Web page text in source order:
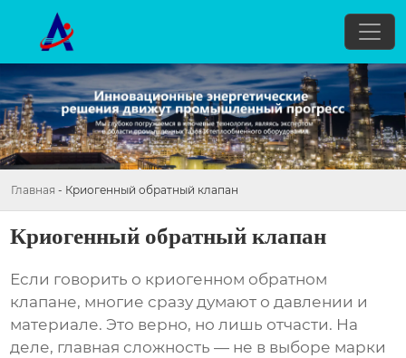
Главная - Криогенный обратный клапан
Криогенный обратный клапан
Если говорить о криогенном обратном
клапане, многие сразу думают о давлении и
материале. Это верно, но лишь отчасти. На
деле, главная сложность — не в выборе марки